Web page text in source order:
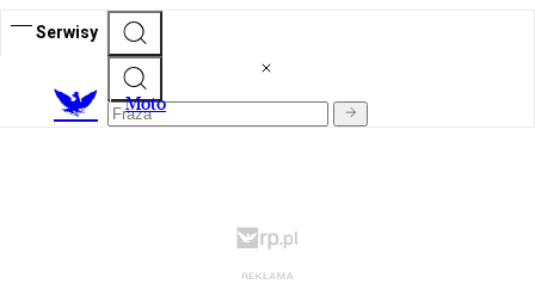
Serwisy
Moto